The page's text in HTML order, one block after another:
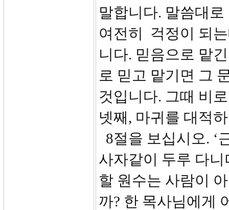
말합니다. 말씀대
여전히 걱정이 되
니다. 믿음으로 맡
로 믿고 맡기면 그
것입니다. 그때 비
넷째, 마귀를 대적
8절을 보십시오. ‘
사자같이 두루 다
할 원수는 사람이
까? 한 목사님에게